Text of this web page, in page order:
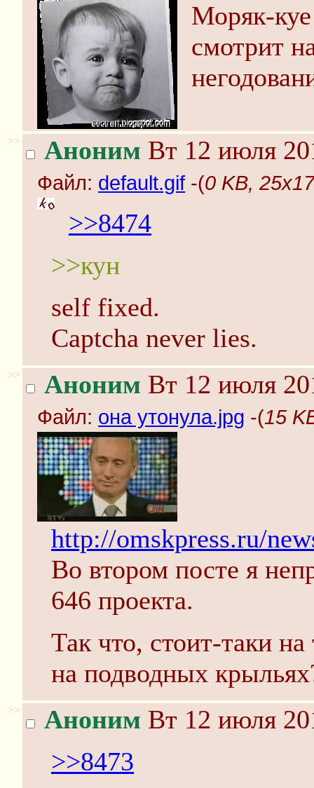
Моряк-куе
смотрит
>> Аноним Вт 12 июля
Файл: default.gif -(0 KB,
>>8474
>>кун
self fixed.
Captcha never lies.
>> Аноним Вт 12 июля
Файл: она утонула.jpg -(15
http://omskpress.ru/
Во втором посте я
646 проекта.
Так что, стоит-таки
на подводных
>> Аноним Вт 12 июля
>>8473